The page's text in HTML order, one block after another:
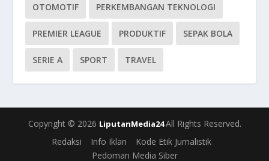
OTOMOTIF PERKEMBANGAN TEKNOLOGI
PREMIER LEAGUE PRODUKTIF SEPAK BOLA
SERIE A SPORT TRAVEL
Copyright © 2026 LiputanMedia24All Rights Reserved.
Redaksi
Info Iklan
Kode Etik Jurnalistik
Pedoman Media Siber